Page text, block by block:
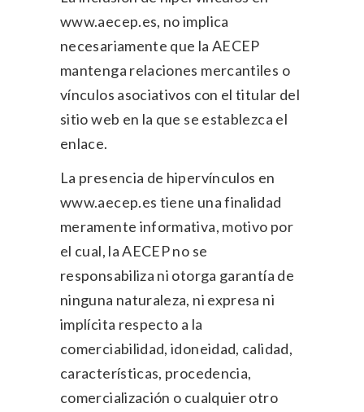
www.aecep.es, no implica
necesariamente que la AECEP
mantenga relaciones mercantiles o
vínculos asociativos con el titular del
sitio web en la que se establezca el
enlace.
La presencia de hipervínculos en
www.aecep.es tiene una finalidad
meramente informativa, motivo por
el cual, la AECEP no se
responsabiliza ni otorga garantía de
ninguna naturaleza, ni expresa ni
implícita respecto a la
comerciabilidad, idoneidad, calidad,
características, procedencia,
comercialización o cualquier otro